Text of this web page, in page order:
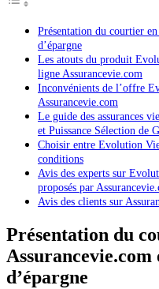
Présentation du courtier
d’épargne
Les atouts du produit
ligne Assurancevie.com
Inconvénients de l’offre
Assurancevie.com
Le guide des assurances
et Puissance Sélection de
Choisir entre Evolution
conditions
Avis des experts sur
proposés par
Avis des clients sur
Présentation du
Assurancevie.com
d’épargne